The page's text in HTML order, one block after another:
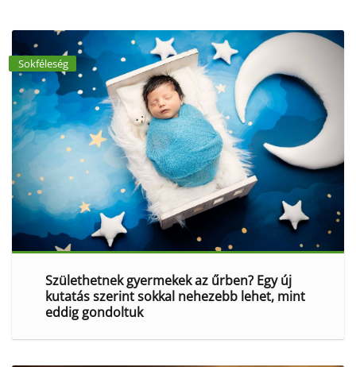
Sokféleség
Születhetnek gyermekek az űrben? Egy új
kutatás szerint sokkal nehezebb lehet, mint
eddig gondoltuk